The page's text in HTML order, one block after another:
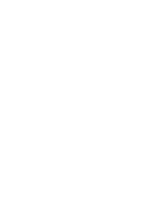
2018【大邱旅游注意事项】大邱
大东方：2012年年度报告（2013-
大东方2012年报（商业零售重组